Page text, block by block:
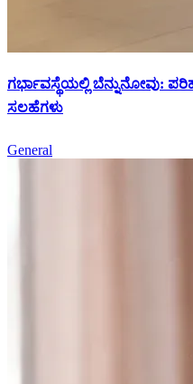
ಗರ್ಭಾವಸ್ಥೆಯಲ್ಲಿ ಬೆನ್ನುನೋವು:
ಸಲಹೆಗಳು
General